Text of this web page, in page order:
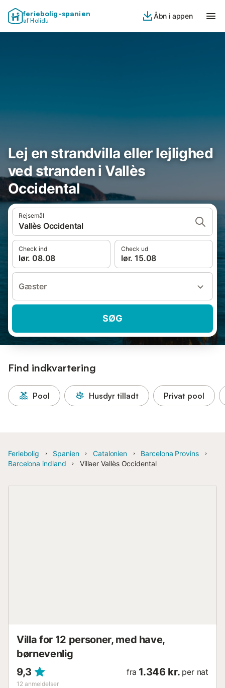
feriebolig-spanien
af Holidu
Åbn i appen
Lej en strandvilla eller lejlighed
ved stranden i Vallès
Occidental
Rejsemål
Vallès Occidental
Check ind
lør. 08.08
Check ud
lør. 15.08
Gæster
SØG
Find indkvartering
Pool Husdyr tilladt Privat pool
Feriebolig Spanien Catalonien
Barcelona Provins
Barcelona indland
Villaer Vallès Occidental
Villa for 12 personer, med have,
børnevenlig
9,3
12 anmeldelser
fra 1.346 kr. per nat